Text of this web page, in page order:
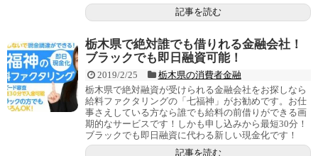
記事を読む
栃木県で絶対誰でも借りれる金融会社！
ブラックでも即日融資可能！
2019/2/25
栃木県の消費者金融
栃木県で絶対融資が受けられる金融会社をお探しなら
給料ファクタリングの「七福神」がお勧めです。お仕
事さえしている方なら誰でも給料の前借りができる画
期的なサービスです！しかも申し込みから最短30分！
ブラックでも即日融資に代わる新しい現金化です！
記事を読む